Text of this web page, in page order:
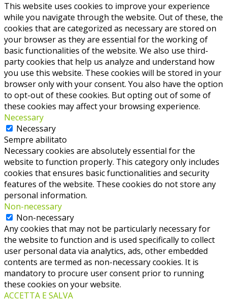
This website uses cookies to improve your experience
while you navigate through the website. Out of these, the
cookies that are categorized as necessary are stored on
your browser as they are essential for the working of
basic functionalities of the website. We also use third-
party cookies that help us analyze and understand how
you use this website. These cookies will be stored in your
browser only with your consent. You also have the option
to opt-out of these cookies. But opting out of some of
these cookies may affect your browsing experience.
Necessary
Necessary
Sempre abilitato
Necessary cookies are absolutely essential for the
website to function properly. This category only includes
cookies that ensures basic functionalities and security
features of the website. These cookies do not store any
personal information.
Non-necessary
Non-necessary
Any cookies that may not be particularly necessary for
the website to function and is used specifically to collect
user personal data via analytics, ads, other embedded
contents are termed as non-necessary cookies. It is
mandatory to procure user consent prior to running
these cookies on your website.
ACCETTA E SALVA